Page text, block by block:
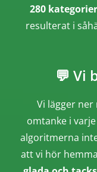
280 kategorier
resulterat i
💬 Vi
Vi lägger ner
omtanke i
algoritmerna
att vi hör